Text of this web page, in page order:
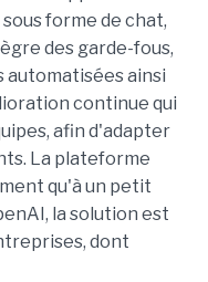
forme de chat,
des garde-fous,
automatisées ainsi
continue qui
afin d'adapter
La plateforme
qu'à un petit
la solution est
dont